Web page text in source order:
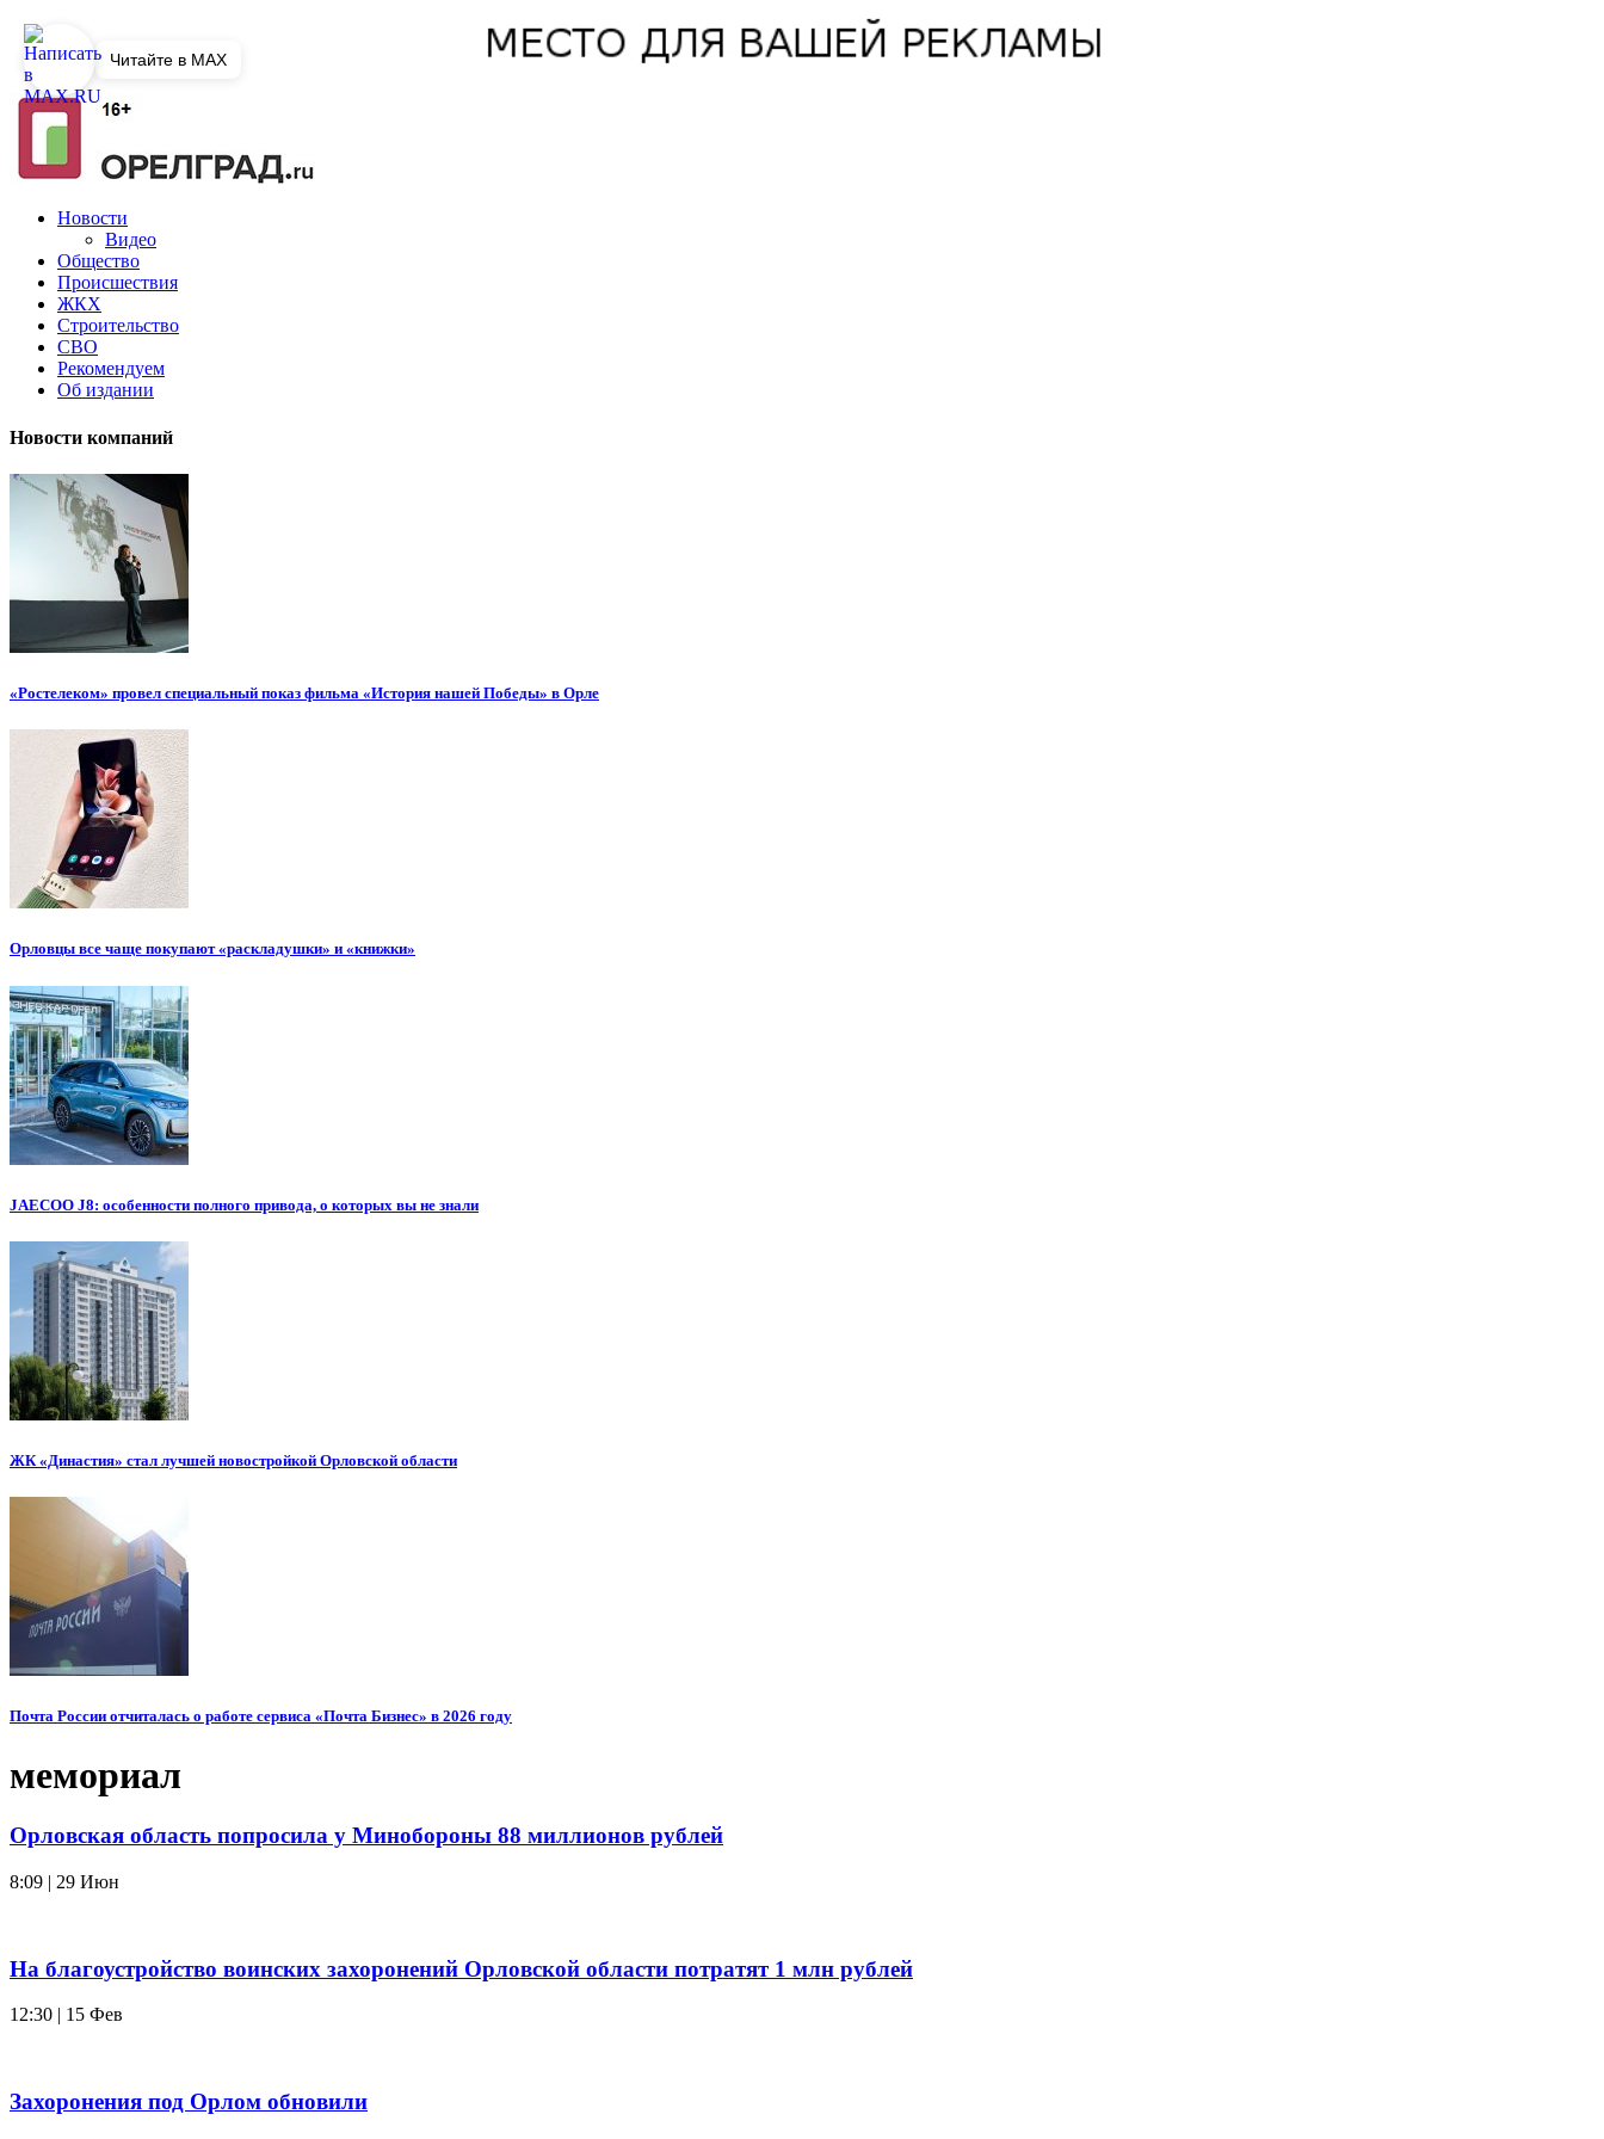
Новости
Видео
Общество
Происшествия
ЖКХ
Строительство
СВО
Рекомендуем
Об издании
Новости компаний
«Ростелеком» провел специальный показ фильма «История нашей Победы» в Орле
Орловцы все чаще покупают «раскладушки» и «книжки»
JAECOO J8: особенности полного привода, о которых вы не знали
ЖК «Династия» стал лучшей новостройкой Орловской области
Почта России отчиталась о работе сервиса «Почта Бизнес» в 2026 году
мемориал
Орловская область попросила у Минобороны 88 миллионов рублей
8:09 | 29 Июн
На благоустройство воинских захоронений Орловской области потратят 1 млн рублей
12:30 | 15 Фев
Захоронения под Орлом обновили
Читайте в MAX